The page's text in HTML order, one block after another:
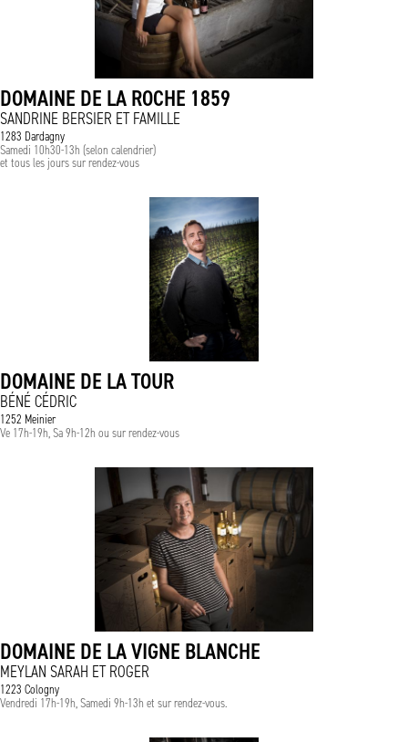
DOMAINE DE LA ROCHE 1859
SANDRINE BERSIER ET FAMILLE
1283 Dardagny
Samedi 10h30-13h (selon calendrier)
et tous les jours sur rendez-vous
DOMAINE DE LA TOUR
BÉNÉ CÉDRIC
1252 Meinier
Ve 17h-19h, Sa 9h-12h ou sur rendez-vous
DOMAINE DE LA VIGNE BLANCHE
MEYLAN SARAH ET ROGER
1223 Cologny
Vendredi 17h-19h, Samedi 9h-13h et sur rendez-vous.